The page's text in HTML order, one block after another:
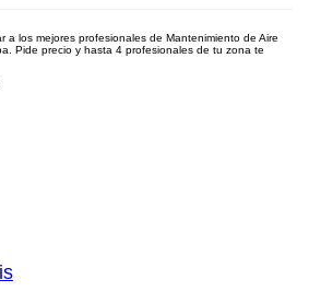
a los mejores profesionales de Mantenimiento de Aire
Pide precio y hasta 4 profesionales de tu zona te